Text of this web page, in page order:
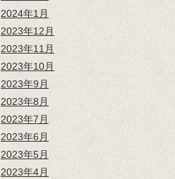
2024年1月
2023年12月
2023年11月
2023年10月
2023年9月
2023年8月
2023年7月
2023年6月
2023年5月
2023年4月